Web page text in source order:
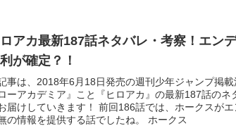
アカ最新187話ネタバレ・考察！エン
が確定？！
事は、2018年6月18日発売の週刊少年ジャンプ掲載
ーアカデミア』こと『ヒロアカ』の最新187話のネ
届けしていきます！ 前回186話では、ホークスがエ
の情報を提供する話でしたね。 ホークス